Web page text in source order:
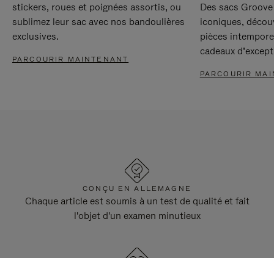
stickers, roues et poignées assortis, ou
sublimez leur sac avec nos bandoulières
exclusives.
PARCOURIR MAINTENANT
Des sacs
iconiques,
pièces
cadeaux
PARCOURIR
CONÇU EN ALLEMAGNE
Chaque article est soumis à un test de qualité et fait
l'objet d'un examen minutieux